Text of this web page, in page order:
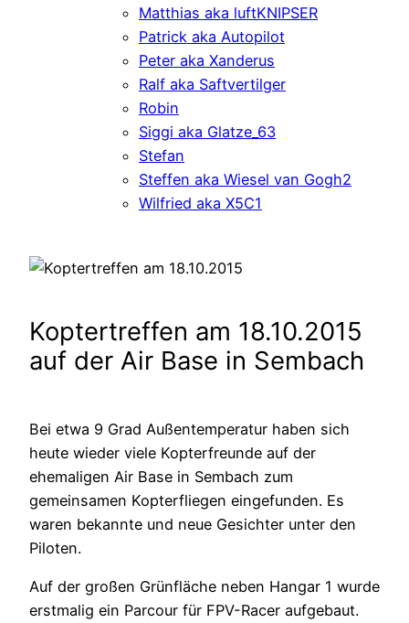
Matthias aka luftKNIPSER
Patrick aka Autopilot
Peter aka Xanderus
Ralf aka Saftvertilger
Robin
Siggi aka Glatze_63
Stefan
Steffen aka Wiesel van Gogh2
Wilfried aka X5C1
Koptertreffen am 18.10.2015
auf der Air Base in Sembach
Bei etwa 9 Grad Außentemperatur haben sich
heute wieder viele Kopterfreunde auf der
ehemaligen Air Base in Sembach zum
gemeinsamen Kopterfliegen eingefunden. Es
waren bekannte und neue Gesichter unter den
Piloten.
Auf der großen Grünfläche neben Hangar 1 wurde
erstmalig ein Parcour für FPV-Racer aufgebaut.